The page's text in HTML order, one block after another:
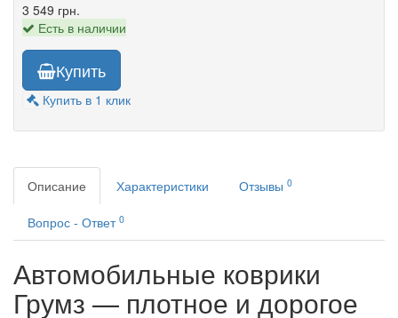
3 549 грн.
Есть в наличии
Купить
Купить в 1 клик
Описание Характеристики Отзывы 0
Вопрос - Ответ 0
Автомобильные коврики
Грумз — плотное и дорогое